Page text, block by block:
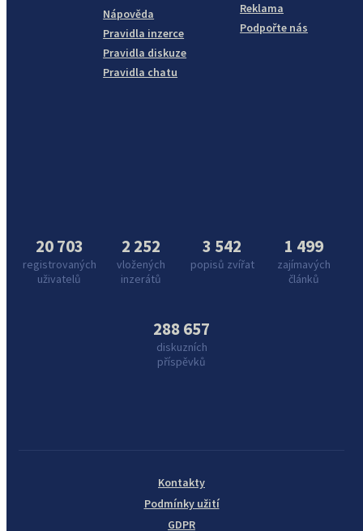
Nápověda
Pravidla inzerce
Pravidla diskuze
Pravidla chatu
Reklama
Podpořte nás
20 703
registrovaných
uživatelů
2 252
vložených
inzerátů
3 542
popisů zvířat
1 499
zajímavých
článků
288 657
diskuzních
příspěvků
Kontakty
Podmínky užití
GDPR